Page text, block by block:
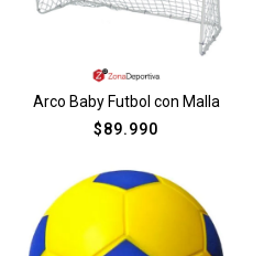
Arco Baby Futbol con Malla
$89.990